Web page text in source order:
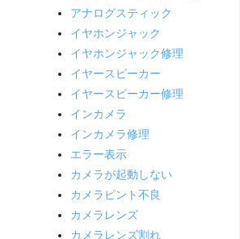
アナログスティック
イヤホンジャック
イヤホンジャック修理
イヤースピーカー
イヤースピーカー修理
インカメラ
インカメラ修理
エラー表示
カメラが起動しない
カメラピント不良
カメラレンズ
カメラレンズ割れ